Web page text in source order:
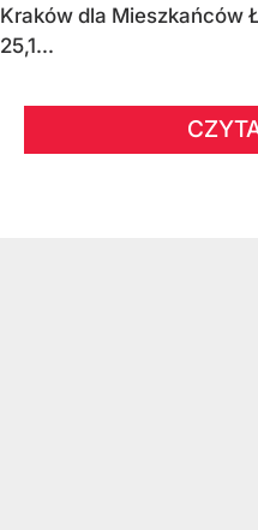
Kraków dla Mieszkańców
25,1...